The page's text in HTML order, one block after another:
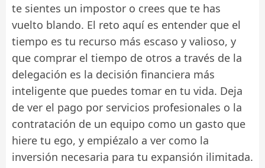
te sientes un impostor o crees que te has
vuelto blando. El reto aquí es entender que el
tiempo es tu recurso más escaso y valioso, y
que comprar el tiempo de otros a través de la
delegación es la decisión financiera más
inteligente que puedes tomar en tu vida. Deja
de ver el pago por servicios profesionales o la
contratación de un equipo como un gasto que
hiere tu ego, y empiézalo a ver como la
inversión necesaria para tu expansión ilimitada.